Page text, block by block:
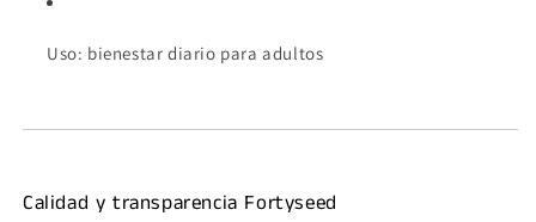
Uso: bienestar diario para adultos
Calidad y transparencia Fortyseed